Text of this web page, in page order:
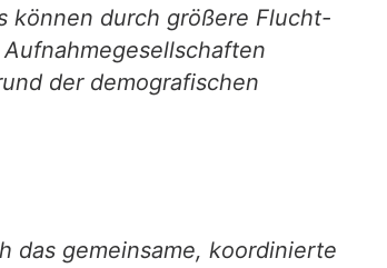
können durch größere Flucht-
der demografischen
das gemeinsame, koordinierte